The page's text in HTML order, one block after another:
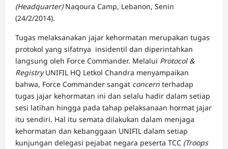
(Headquarter) Naqoura Camp, Lebanon, Senin
(24/2/2014).
Tugas melaksanakan jajar kehormatan merupakan tugas
protokol yang sifatnya insidentil dan diperintahkan
langsung oleh Force Commander. Melalui Protocol &
RegistryUNIFIL HQ Letkol Chandra menyampaikan
bahwa, Force Commander sangat concern terhadap
tugas jajar kehormatan ini dan selalu hadir dalam setiap
sesi latihan hingga pada tahap pelaksanaan hormat jajar
itu sendiri. Hal itu semata dilakukan dalam menjaga
kehormatan dan kebanggaan UNIFIL dalam setiap
kunjungan delegasi pejabat negara peserta TCC (Troops